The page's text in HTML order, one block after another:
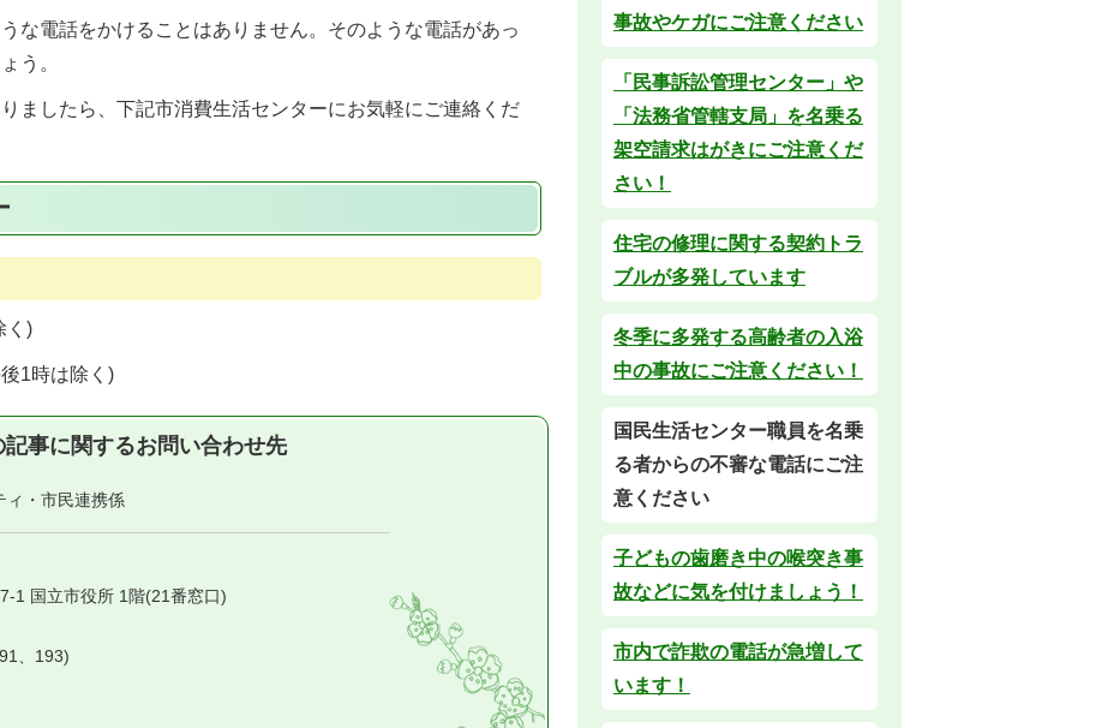
な電話をかけることはありません。そのような電話があっ
う。
ましたら、下記市消費生活センターにお気軽にご連絡くだ
く)
1時は除く)
記事に関するお問い合わせ先
ィ・市民連携係
1 国立市役所 1階(21番窓口)
、193)
事故やケガにご注意ください
「民事訴訟管理センター」や
「法務省管轄支局」を名乗る
架空請求はがきにご注意くだ
さい！
住宅の修理に関する契約トラ
ブルが多発しています
冬季に多発する高齢者の入浴
中の事故にご注意ください！
国民生活センター職員を名乗
る者からの不審な電話にご注
意ください
子どもの歯磨き中の喉突き事
故などに気を付けましょう！
市内で詐欺の電話が急増して
います！